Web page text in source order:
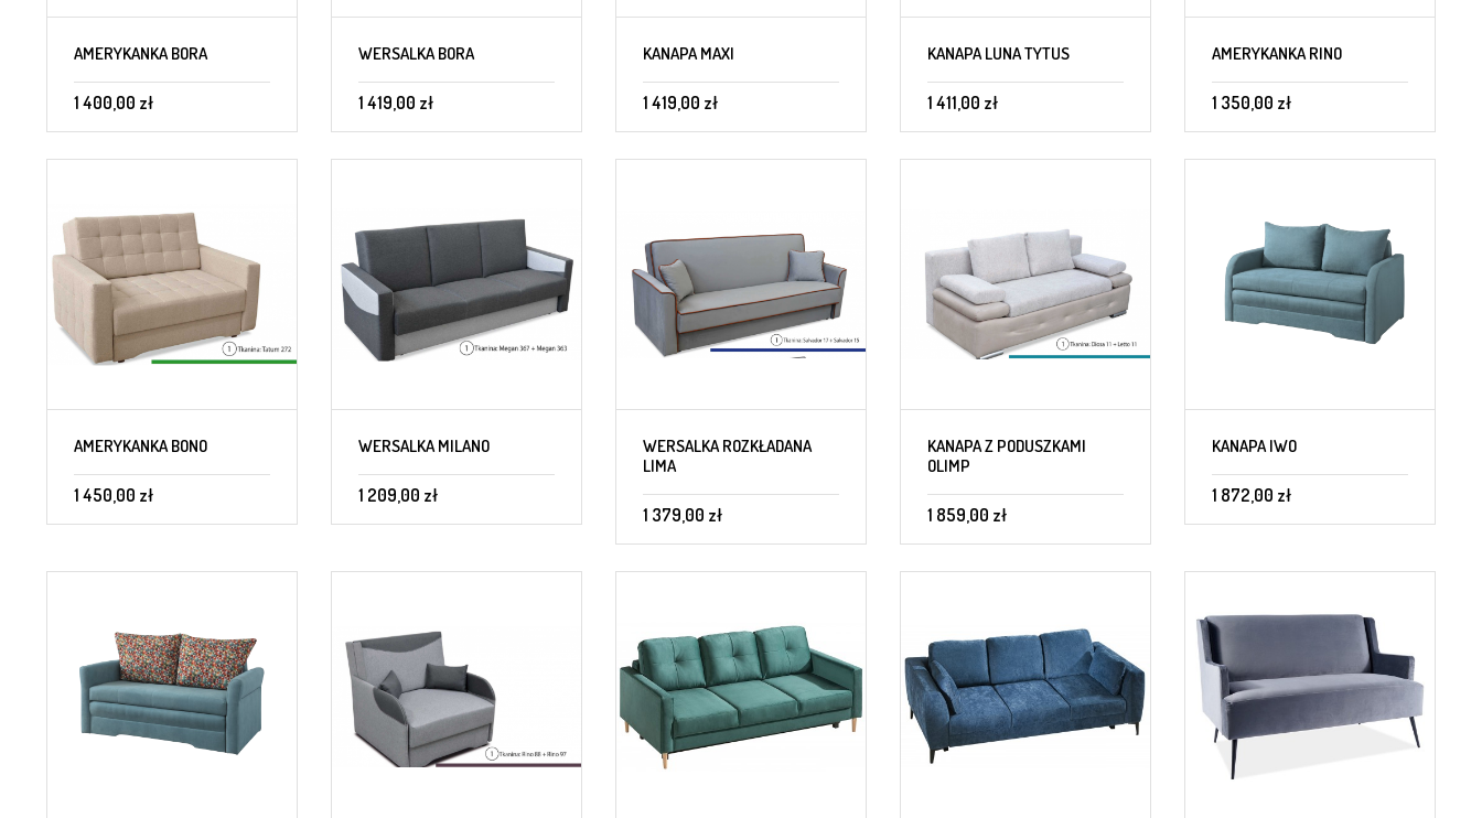
AMERYKANKA BORA
1 400,00 zł
WERSALKA BORA
1 419,00 zł
KANAPA MAXI
1 419,00 zł
KANAPA LUNA TYTUS
1 411,00 zł
AMERYKANKA RINO
1 350,00 zł
AMERYKANKA BONO
1 450,00 zł
WERSALKA MILANO
1 209,00 zł
WERSALKA ROZKŁADANA
LIMA
1 379,00 zł
KANAPA Z PODUSZKAMI
OLIMP
1 859,00 zł
KANAPA IWO
1 872,00 zł